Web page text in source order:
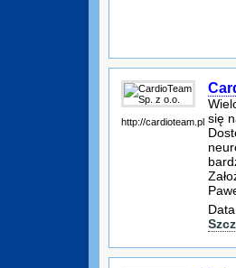
http://cardioteam.pl się